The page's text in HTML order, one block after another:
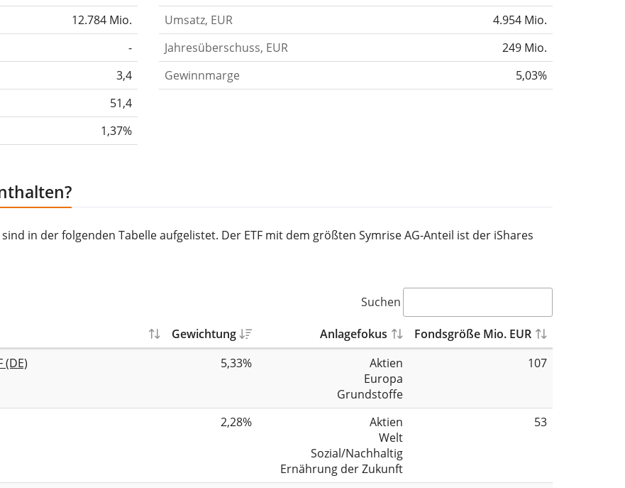
12.784 Mio.
-
3,4
51,4
1,37%
Umsatz, EUR
4.954 Mio.
Jahresüberschuss, EUR
249 Mio.
Gewinnmarge
5,03%
sind in der folgenden Tabelle aufgelistet. Der ETF mit dem größten Symrise AG-Anteil ist der iShares
Suchen
Gewichtung Anlagefokus
Fondsgröße Mio. EUR
(DE)
5,33%
Aktien
Europa
Grundstoffe
107
2,28%
Aktien
Welt
Sozial/Nachhaltig
Ernährung der Zukunft
53